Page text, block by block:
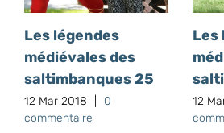
Les légendes
médiévales des
saltimbanques 25
12 Mar 2018
0
commentaire
Les
12